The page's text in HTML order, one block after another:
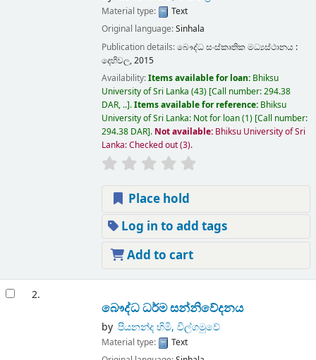
Material type:
Text
Original language:Sinhala
Publication details:බෞද්ධ සංස්කෘතික මධ්‍යස්ථානය :
දෙහිවල,2015
Availability:Items available for loan: Bhiksu
University of Sri Lanka (43) Call number:294.38
DAR, .. .Items available for reference: Bhiksu
University of Sri Lanka: Not for loan(1) Call number:
294.38 DAR . Not available: Bhiksu University of Sri
Lanka: Checked out(3).
Place hold
Log in to add tags
Add to cart
2.
බෞද්ධ ධර්ම සන්නිවේදනය
by පියනන්ද හිමි, විල්ගමුවේ
Material type:
Text